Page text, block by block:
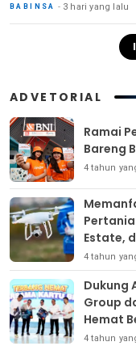
BABINSA 3 hari yang lalu
ADVETORIAL
Ramai
Bareng
4 tahun
Estate,
4 tahun
Dukung
Group
Hemat
4 tahun